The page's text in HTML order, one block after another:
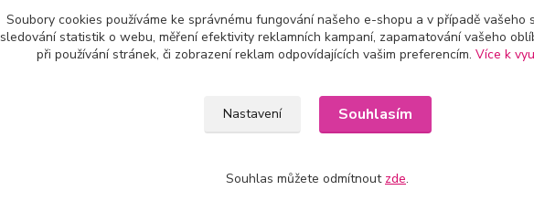
Soubory cookies používáme ke správnému fungování našeho e-shopu a v případě vašeho
sledování statistik o webu, měření efektivity reklamních kampaní, zapamatování vašeho
při používání stránek, či zobrazení reklam odpovídajících vašim preferencím. Více k
Nastavení Souhlasím
Souhlas můžete odmítnout zde.